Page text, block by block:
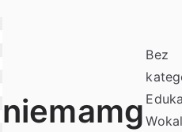
niemamg
Bez